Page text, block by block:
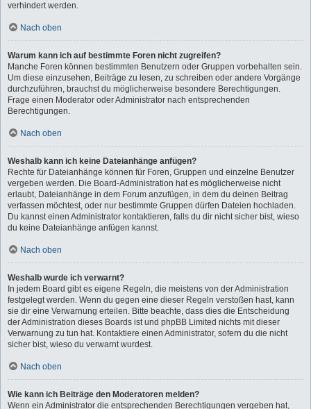
verhindert werden.
Nach oben
Warum kann ich auf bestimmte Foren nicht zugreifen?
Manche Foren können bestimmten Benutzern oder Gruppen vorbehalten sein.
Um diese einzusehen, Beiträge zu lesen, zu schreiben oder andere Vorgänge
durchzuführen, brauchst du möglicherweise besondere Berechtigungen.
Frage einen Moderator oder Administrator nach entsprechenden
Berechtigungen.
Nach oben
Weshalb kann ich keine Dateianhänge anfügen?
Rechte für Dateianhänge können für Foren, Gruppen und einzelne Benutzer
vergeben werden. Die Board-Administration hat es möglicherweise nicht
erlaubt, Dateianhänge in dem Forum anzufügen, in dem du deinen Beitrag
verfassen möchtest, oder nur bestimmte Gruppen dürfen Dateien hochladen.
Du kannst einen Administrator kontaktieren, falls du dir nicht sicher bist, wieso
du keine Dateianhänge anfügen kannst.
Nach oben
Weshalb wurde ich verwarnt?
In jedem Board gibt es eigene Regeln, die meistens von der Administration
festgelegt werden. Wenn du gegen eine dieser Regeln verstoßen hast, kann
sie dir eine Verwarnung erteilen. Bitte beachte, dass dies die Entscheidung
der Administration dieses Boards ist und phpBB Limited nichts mit dieser
Verwarnung zu tun hat. Kontaktiere einen Administrator, sofern du die nicht
sicher bist, wieso du verwarnt wurdest.
Nach oben
Wie kann ich Beiträge den Moderatoren melden?
Wenn ein Administrator die entsprechenden Berechtigungen vergeben hat,